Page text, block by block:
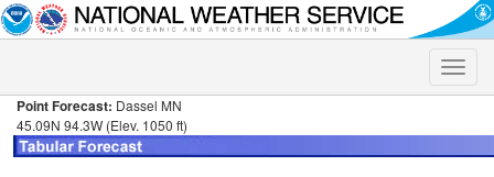
Toggle
Point Forecast: Dassel MN
45.09N 94.3W (Elev. 1050 ft)